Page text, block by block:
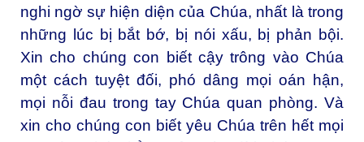
nghi ngờ sự hiện diện của Chúa, nhất là trong
những lúc bị bắt bớ, bị nói xấu, bị phản bội.
Xin cho chúng con biết cậy trông vào Chúa
một cách tuyệt đối, phó dâng mọi oán hận,
mọi nỗi đau trong tay Chúa quan phòng. Và
xin cho chúng con biết yêu Chúa trên hết mọi